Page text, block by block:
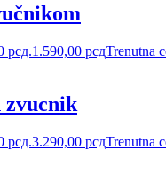
рсд.1.590,00 рсдTrenutna
zvucnik
рсд.3.290,00 рсдTrenutna